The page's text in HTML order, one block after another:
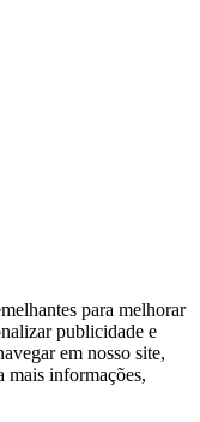
para melhorar
publicidade e
em nosso site,
mais informações,